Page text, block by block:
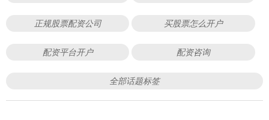
正规股票配资公司 买股票怎么开户
配资平台开户 配资咨询
全部话题标签